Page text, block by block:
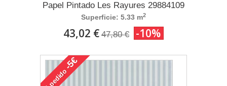
Papel Pintado Les Rayures 29884109
Superficie: 5.33 m2
43,02 € 47,80 € -10%
pedido
-5€